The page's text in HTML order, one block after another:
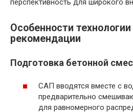
перспективность для широкого
Особенности
рекомендации
Подготовка бетонной
САП вводятся вместе с
предварительно
для равномерного